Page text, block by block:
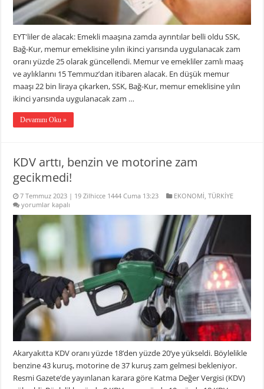
EYT'liler de alacak: Emekli maaşına zamda ayrıntılar belli oldu SSK,
Bağ-Kur, memur emeklisine yılın ikinci yarısında uygulanacak zam
oranı yüzde 25 olarak güncellendi. Memur ve emekliler zamlı maaş
ve aylıklarını 15 Temmuz’dan itibaren alacak. En düşük memur
maaşı 22 bin liraya çıkarken, SSK, Bağ-Kur, memur emeklisine yılın
ikinci yarısında uygulanacak zam …
Devamını Oku »
KDV arttı, benzin ve motorine zam
gecikmedi!
7 Temmuz 2023 | 19 Zilhicce 1444 Cuma 13:23 EKONOMİ ,TÜRKİYE
KDV
benzin
zam
gecikmedi!
için
yorumlar kapalı
Akaryakıtta KDV oranı yüzde 18’den yüzde 20’ye yükseldi. Böylelikle
benzine 43 kuruş, motorine de 37 kuruş zam gelmesi bekleniyor.
Resmi Gazete’de yayınlanan karara göre Katma Değer Vergisi (KDV)